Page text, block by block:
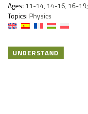
Ages: 11-14, 14-16, 16-19;
Topics:Physics
UNDERSTAND